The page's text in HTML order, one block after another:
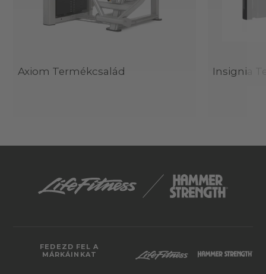
Axiom Termékcsalád Insignia
FEDEZD FEL A
MÁRKÁINKAT